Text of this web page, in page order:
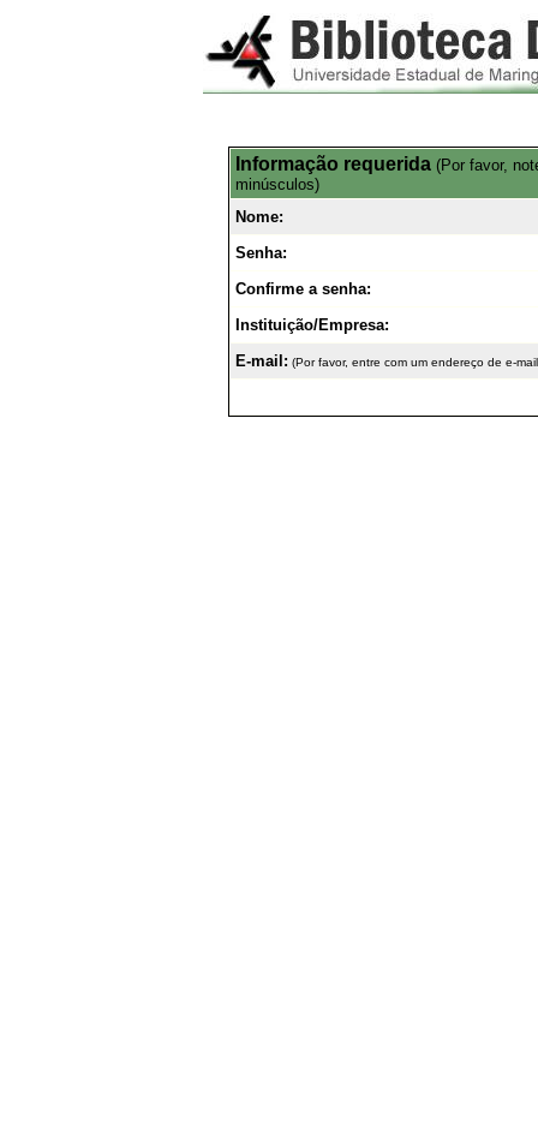
Informação requerida (Por favor,
minúsculos)
Nome:
Senha:
Confirme a senha:
Instituição/Empresa:
E-mail: (Por favor, entre com um endereço de e-